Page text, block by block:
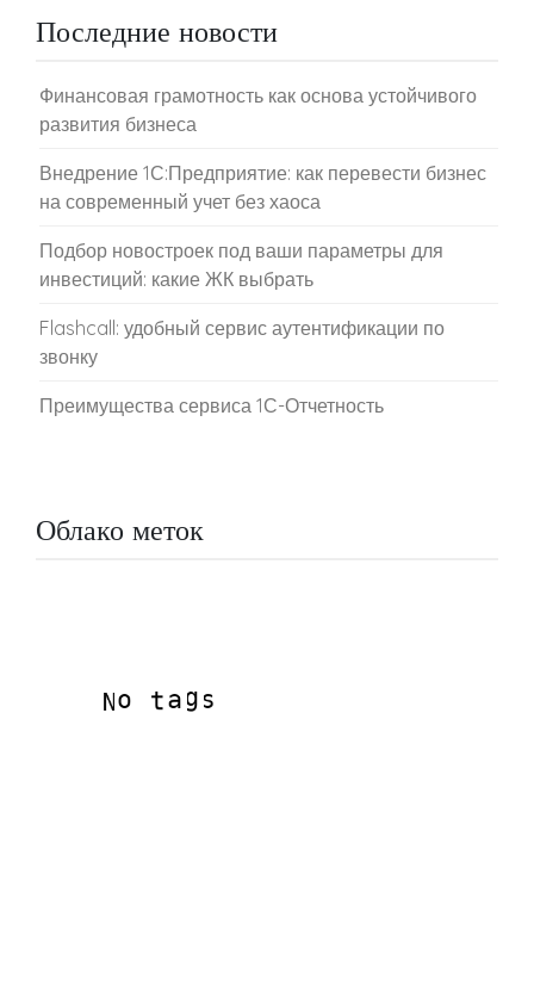
Последние новости
Финансовая грамотность как основа устойчивого
развития бизнеса
Внедрение 1С:Предприятие: как перевести бизнес
на современный учет без хаоса
Подбор новостроек под ваши параметры для
инвестиций: какие ЖК выбрать
Flashcall: удобный сервис аутентификации по
звонку
Преимущества сервиса 1С-Отчетность
Облако меток